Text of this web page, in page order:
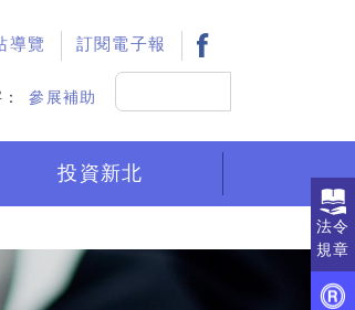
導覽
訂閱電子報
：參展補助
搜
尋
投資新北
法令
規章